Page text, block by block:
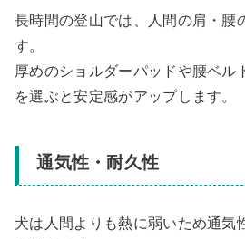
長時間の登山では、人間の肩・腰
す。
厚めのショルダーパッドや腰ベル
を選ぶと安定感がアップします。
通気性・耐久性
犬は人間よりも熱に弱いため通気